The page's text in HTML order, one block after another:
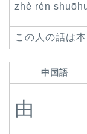
zhè rén
この人の話は
中国語
由